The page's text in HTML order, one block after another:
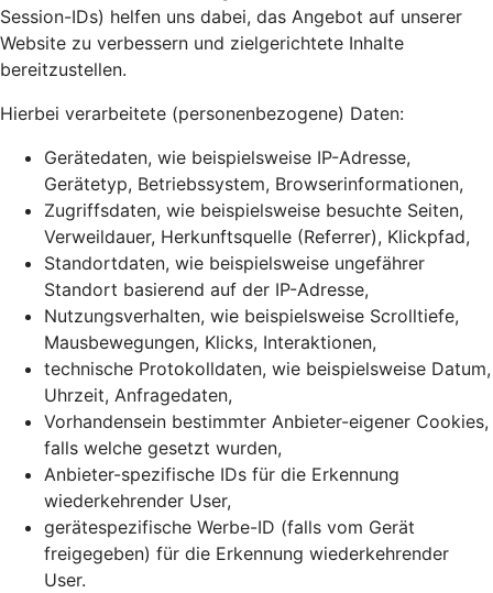
Session-IDs) helfen uns dabei, das Angebot auf unserer
Website zu verbessern und zielgerichtete Inhalte
bereitzustellen.
Hierbei verarbeitete (personenbezogene) Daten:
Gerätedaten, wie beispielsweise IP-Adresse,
Gerätetyp, Betriebssystem, Browserinformationen,
Zugriffsdaten, wie beispielsweise besuchte Seiten,
Verweildauer, Herkunftsquelle (Referrer), Klickpfad,
Standortdaten, wie beispielsweise ungefährer
Standort basierend auf der IP-Adresse,
Nutzungsverhalten, wie beispielsweise Scrolltiefe,
Mausbewegungen, Klicks, Interaktionen,
technische Protokolldaten, wie beispielsweise Datum,
Uhrzeit, Anfragedaten,
Vorhandensein bestimmter Anbieter-eigener Cookies,
falls welche gesetzt wurden,
Anbieter-spezifische IDs für die Erkennung
wiederkehrender User,
gerätespezifische Werbe-ID (falls vom Gerät
freigegeben) für die Erkennung wiederkehrender
User.